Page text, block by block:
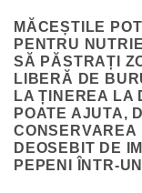
MĂCEȘTILE
PENTRU
SĂ PĂSTRAȚI
LIBERĂ DE
LA ȚINEREA LA
POATE AJUTA,
CONSERVAREA
DEOSEBIT DE
PEPENI ÎNTR-